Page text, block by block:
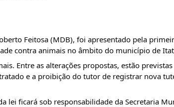
Feitosa (MDB), foi apresentado pela
contra animais no âmbito do município de
Entre as alterações propostas, estão
e a proibição do tutor de registrar nova
lei ficará sob responsabilidade da Secretaria